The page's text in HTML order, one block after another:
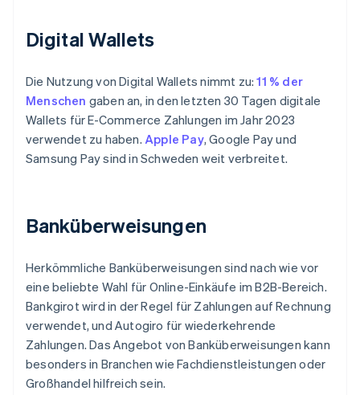
Digital Wallets
Die Nutzung von Digital Wallets nimmt zu:11 % der
Menschen gaben an, in den letzten 30 Tagen digitale
Wallets für E-Commerce Zahlungen im Jahr 2023
verwendet zu haben. Apple Pay, Google Pay und
Samsung Pay sind in Schweden weit verbreitet.
Banküberweisungen
Herkömmliche Banküberweisungen sind nach wie vor
eine beliebte Wahl für Online-Einkäufe im B2B-Bereich.
Bankgirot wird in der Regel für Zahlungen auf Rechnung
verwendet, und Autogiro für wiederkehrende
Zahlungen. Das Angebot von Banküberweisungen kann
besonders in Branchen wie Fachdienstleistungen oder
Großhandel hilfreich sein.